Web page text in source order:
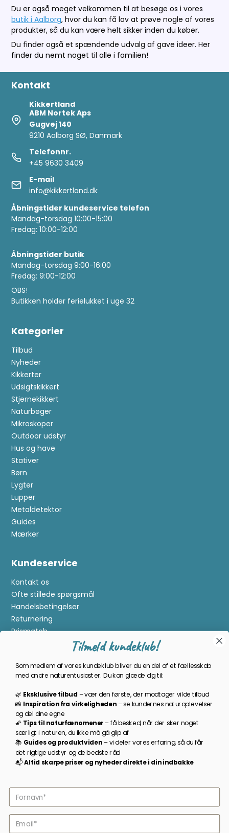
Du er også meget velkommen til at besøge os i vores
butik i Aalborg, hvor du kan få lov at prøve nogle af vores
produkter, så du kan være helt sikker inden du køber.
Du finder også et spændende udvalg af gave ideer. Her
finder du nemt noget til alle i familien!
Kontakt
Kikkertland
ABM Nortek Aps
Gugvej 140
9210 Aalborg SØ, Danmark
Telefonnr.
+45 9630 3409
E-mail
info@kikkertland.dk
Åbningstider kundeservice telefon
Mandag-torsdag 10:00-15:00
Fredag: 10:00-12:00
Åbningstider butik
Mandag-torsdag 9:00-16:00
Fredag: 9:00-12:00
OBS!
Butikken holder ferielukket i uge 32
Kategorier
Tilbud
Nyheder
Kikkerter
Udsigtskikkert
Stjernekikkert
Naturbøger
Mikroskoper
Outdoor udstyr
Hus og have
Stativer
Børn
Lygter
Lupper
Metaldetektor
Guides
Mærker
Kundeservice
Kontakt os
Ofte stillede spørgsmål
Handelsbetingelser
Returnering
Prismatch
Om Kikkertland
Bliv en del af kundeklubben
Som medlem bliver du opdateret på nyheder, månedens
prisbasker, spændende kampagner og meget mere!
TILMELD NYHEDSBREV
Tilmeld kundeklub!
Som medlem af vores kundeklub bliver du en del af et fællesskab
med andre naturentusiaster. Du kan glæde dig til:
🌿 Eksklusive tilbud –vær den første, der modtager vilde tilbud
📸 Inspirationfra virkeligheden–se kundernesnaturoplevelser
ogdel dineegne
🌠 Tipstil naturfænomener–fåbesked,nårder sker noget
særligti naturen,duikkemågåglipaf
📚 Guidesog produktviden–videlervoreserfaring,sådufår
detrigtigeudstyr ogdebedsteråd
📬Altid skarpe priser og nyhederdirektei dinindbakke